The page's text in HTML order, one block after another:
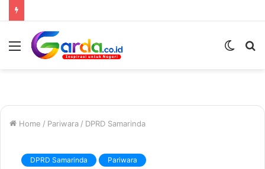
Menu
Switch
Home / Pariwara / DPRD Samarinda
DPRD Samarinda Pariwara